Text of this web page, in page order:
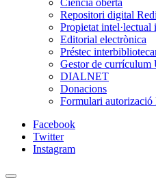
Ciència oberta
Repositori digital
Propietat intel·lectual
Editorial electrònica
Préstec
Gestor de
DIALNET
Donacions
Formulari autorizació
Facebook
Twitter
Instagram